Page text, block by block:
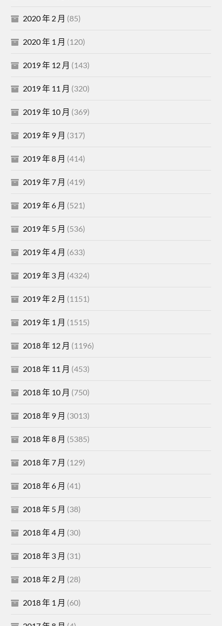
2020 年 2 月 (85)
2020 年 1 月 (120)
2019 年 12 月 (143)
2019 年 11 月 (320)
2019 年 10 月 (369)
2019 年 9 月 (317)
2019 年 8 月 (414)
2019 年 7 月 (419)
2019 年 6 月 (521)
2019 年 5 月 (536)
2019 年 4 月 (633)
2019 年 3 月 (4324)
2019 年 2 月 (1151)
2019 年 1 月 (1515)
2018 年 12 月 (1196)
2018 年 11 月 (453)
2018 年 10 月 (750)
2018 年 9 月 (3013)
2018 年 8 月 (5385)
2018 年 7 月 (129)
2018 年 6 月 (41)
2018 年 5 月 (38)
2018 年 4 月 (30)
2018 年 3 月 (31)
2018 年 2 月 (28)
2018 年 1 月 (60)